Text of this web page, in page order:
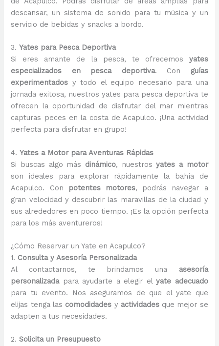
descansar, un sistema de sonido para tu música y un
servicio de bebidas y snacks a bordo.
3.Yates para Pesca Deportiva
Si eres amante de la pesca, te ofrecemos yates
especializados en pesca deportiva. Con guías
experimentados y todo el equipo necesario para una
jornada exitosa, nuestros yates para pesca deportiva te
ofrecen la oportunidad de disfrutar del mar mientras
capturas peces en la costa de Acapulco. ¡Una actividad
perfecta para disfrutar en grupo!
4.Yates a Motor para Aventuras Rápidas
Si buscas algo más dinámico, nuestrosyates a motor
son ideales para explorar rápidamente la bahía de
Acapulco. Con
potentes motores, podrás navegar a
gran velocidad y descubrir las maravillas de la ciudad y
sus alrededores en poco tiempo. ¡Es la opción perfecta
para los más aventureros!
¿Cómo Reservar un Yate en Acapulco?
1. Consulta y Asesoría Personalizada
Al contactarnos, te brindamos una asesoría
personalizadapara ayudarte a elegir elyate adecuado
para tu evento. Nos aseguramos de que el yate que
elijas tenga las comodidades y actividadesque mejor se
adapten a tus necesidades.
2.Solicita un Presupuesto